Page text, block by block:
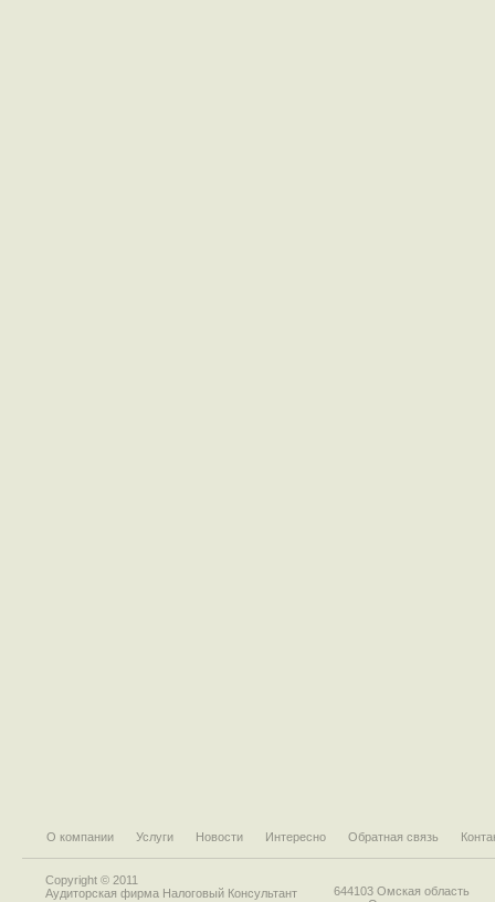
О компании Услуги Новости Интересно Обратная связь
644103 Омская область
Copyright © 2011
Аудиторская фирма Налоговый Консультант